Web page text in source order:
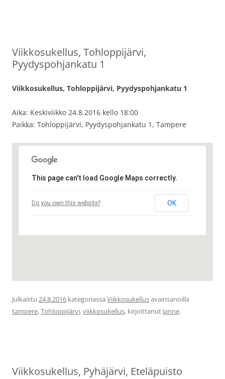
Viikkosukellus, Tohloppijärvi,
Pyydyspohjankatu 1
Viikkosukellus, Tohloppijärvi, Pyydyspohjankatu 1
Aika: Keskiviikko 24.8.2016 kello 18:00
Paikka: Tohloppijärvi, Pyydyspohjankatu 1, Tampere
This page can't load Google Maps correctly.
Do you own this website? OK
Julkaistu 24.8.2016 kategoriassa Viikkosukellusavainsanoilla
tampere,Tohloppijärvi,viikkosukellus, kirjoittanut Janne.
Viikkosukellus, Pyhäjärvi, Eteläpuisto